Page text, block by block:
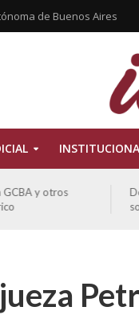
de Buenos Aires
y otros